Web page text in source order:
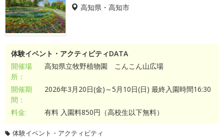
高知県・高知市
体験イベント・アクティビティDATA
開催場
所：
高知県立牧野植物園 こんこん山広場
開催期
間：
2026年3月20日(金)～5月10日(日) 最終入園時間16:30
料金: 有料 入園料850円（高校生以下無料）
体験イベント・アクティビティ